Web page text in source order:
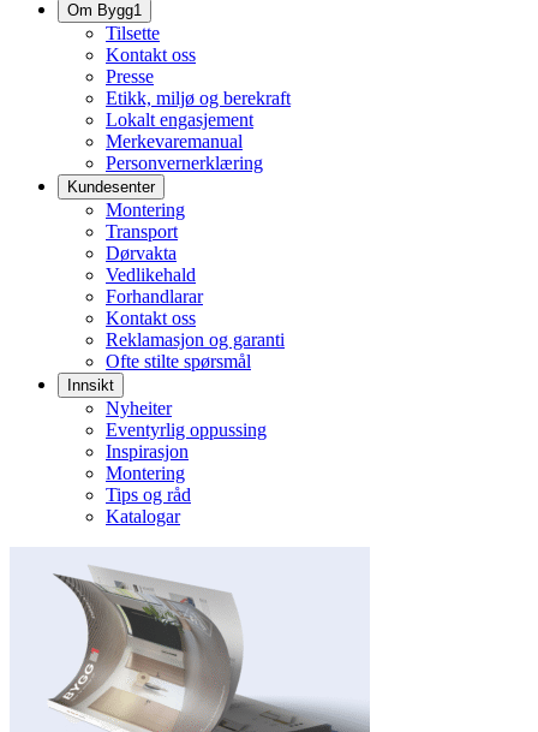
Om Bygg1
Tilsette
Kontakt oss
Presse
Etikk, miljø og berekraft
Lokalt engasjement
Merkevaremanual
Personvernerklæring
Kundesenter
Montering
Transport
Dørvakta
Vedlikehald
Forhandlarar
Kontakt oss
Reklamasjon og garanti
Ofte stilte spørsmål
Innsikt
Nyheiter
Eventyrlig oppussing
Inspirasjon
Montering
Tips og råd
Katalogar